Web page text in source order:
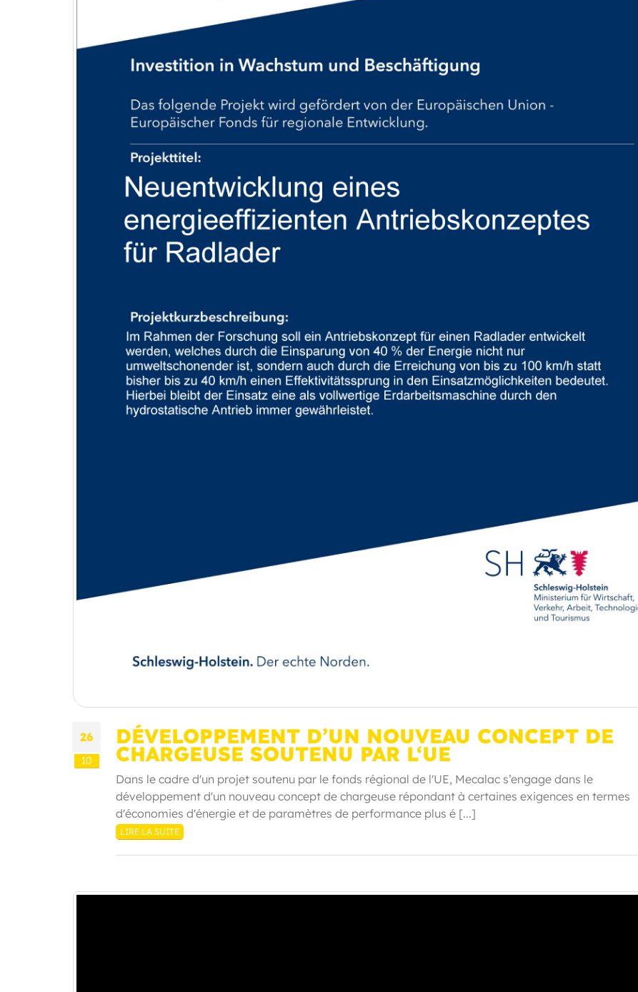
26
10
DÉVELOPPEMENT D’UN NOUVEAU CONCEPT DE
CHARGEUSE SOUTENU PAR L‘UE
Dans le cadre d'un projet soutenu par le fonds régional de l'UE, Mecalac s’engage dans le
développement d'un nouveau concept de chargeuse répondant à certaines exigences en termes
d'économies d'énergie et de paramètres de performance plus é [...]
LIRE LA SUITE